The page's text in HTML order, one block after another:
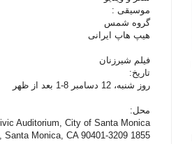
موسیقی :
گروه شمس
هیپ هاپ ایرانی
فیلم شیرزنان
تاریخ:
روز شنبه، 12 دسامبر 8-1 بعد از ظهر
محل:
Auditorium, City of Santa Monica
1855 Main St, Santa Monica, CA 90401-3209